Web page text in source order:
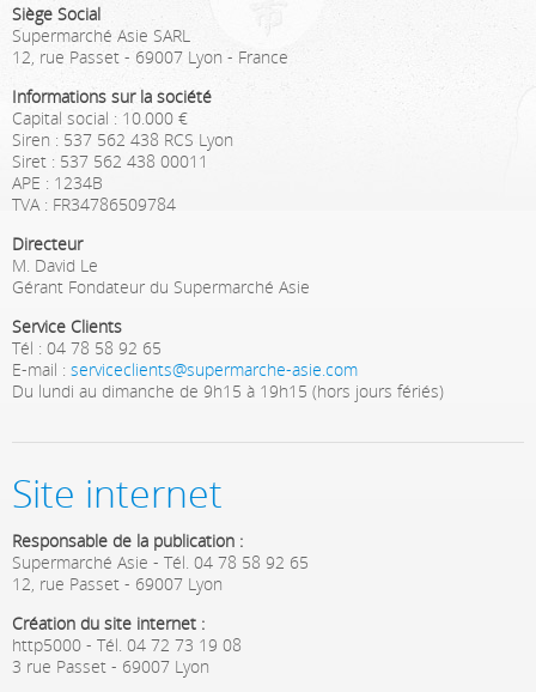
Siège Social
Supermarché Asie SARL
12, rue Passet - 69007 Lyon - France
Informations sur la société
Capital social : 10.000 €
Siren : 537 562 438 RCS Lyon
Siret : 537 562 438 00011
APE : 1234B
TVA : FR34786509784
Directeur
M. David Le
Gérant Fondateur du Supermarché Asie
Service Clients
Tél : 04 78 58 92 65
E-mail : serviceclients@supermarche-asie.com
Du lundi au dimanche de 9h15 à 19h15 (hors jours fériés)
Site internet
Responsable de la publication :
Supermarché Asie - Tél. 04 78 58 92 65
12, rue Passet - 69007 Lyon
Création du site internet :
http5000 - Tél. 04 72 73 19 08
3 rue Passet - 69007 Lyon